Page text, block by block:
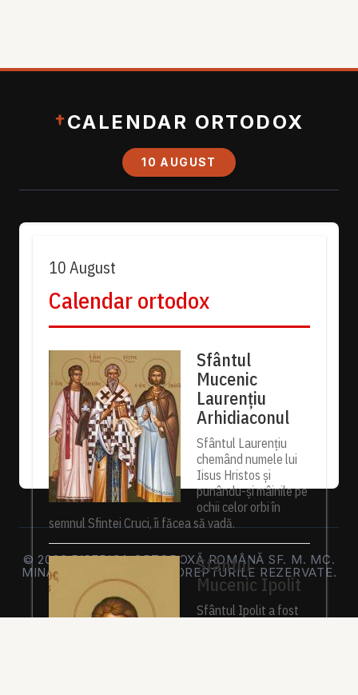
†CALENDAR ORTODOX
10 AUGUST
10 August
Calendar ortodox
Sfântul
Mucenic
Laurențiu
Arhidiaconul
Sfântul Laurențiu
chemând numele lui
Iisus Hristos și
punându-și mâinile pe
ochii celor orbi în
semnul Sfintei Cruci, îi făcea să vadă.
Sfântul
Mucenic Ipolit
Sfântul Ipolit a fost
© 2026 BISERICA ORTODOXĂ ROMÂNĂ SF. M. MC.
MINA FREIBURG. TOATE DREPTURILE REZERVATE.